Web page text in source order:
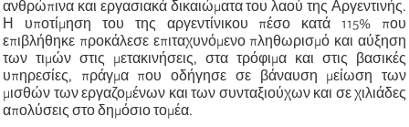
ανθρώπινα και εργασιακά δικαιώματα του λαού της Αργεντινής.
Η υποτίμηση του της αργεντίνικου πέσο κατά 115% που
επιβλήθηκε προκάλεσε επιταχυνόμενο πληθωρισμό και αύξηση
των τιμών στις μετακινήσεις, στα τρόφιμα και στις βασικές
υπηρεσίες, πράγμα που οδήγησε σε βάναυση μείωση των
μισθών των εργαζομένων και των συνταξιούχων και σε χιλιάδες
απολύσεις στο δημόσιο τομέα.